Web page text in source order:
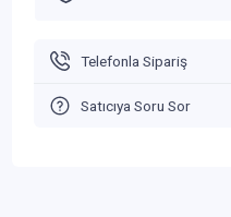
Telefonla Sipariş
Satıcıya Soru Sor